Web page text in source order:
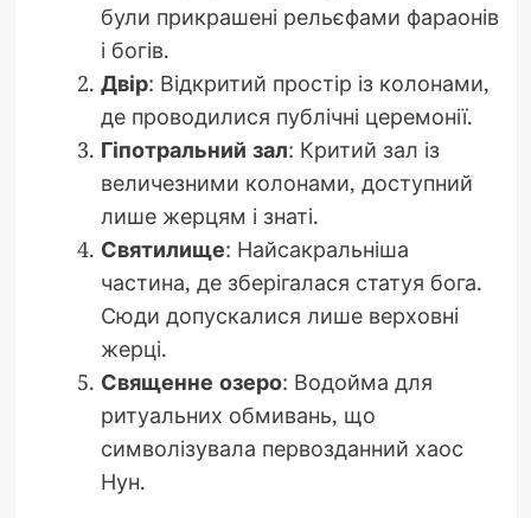
були прикрашені рельєфами фараонів
і богів.
Двір: Відкритий простір із колонами,
де проводилися публічні церемонії.
Гіпотральний зал: Критий зал із
величезними колонами, доступний
лише жерцям і знаті.
Святилище: Найсакральніша
частина, де зберігалася статуя бога.
Сюди допускалися лише верховні
жерці.
Священне озеро: Водойма для
ритуальних обмивань, що
символізувала первозданний хаос
Нун.